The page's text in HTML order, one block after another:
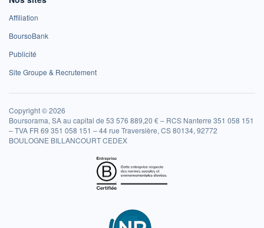
Affiliation
BoursoBank
Publicité
Site Groupe & Recrutement
Copyright © 2026
Boursorama, SA au capital de 53 576 889,20 € – RCS Nanterre 351 058 151
– TVA FR 69 351 058 151 – 44 rue Traversière, CS 80134, 92772
BOULOGNE BILLANCOURT CEDEX